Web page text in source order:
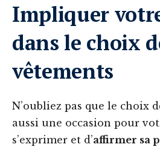
Impliquer
dans le choix
vêtements
N’oubliez pas que le choix
aussi une occasion pour
s’exprimer et d’affirmer sa